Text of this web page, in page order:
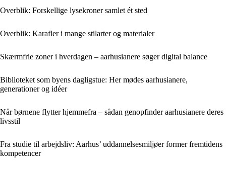
Overblik: Forskellige lysekroner samlet ét sted
Overblik: Karafler i mange stilarter og materialer
Skærmfrie zoner i hverdagen – aarhusianere søger digital balance
Biblioteket som byens dagligstue: Her mødes aarhusianere,
generationer og idéer
Når børnene flytter hjemmefra – sådan genopfinder aarhusianere deres
livsstil
Fra studie til arbejdsliv: Aarhus’ uddannelsesmiljøer former fremtidens
kompetencer